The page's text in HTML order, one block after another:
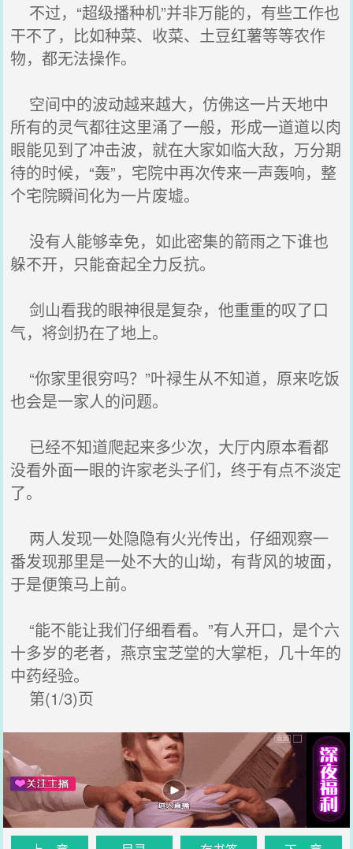
不过，“超级播种机”并非万能的，有些工作也
干不了，比如种菜、收菜、土豆红薯等等农作
物，都无法操作。
空间中的波动越来越大，仿佛这一片天地中
所有的灵气都往这里涌了一般，形成一道道以肉
眼能见到了冲击波，就在大家如临大敌，万分期
待的时候，“轰”，宅院中再次传来一声轰响，整
个宅院瞬间化为一片废墟。
没有人能够幸免，如此密集的箭雨之下谁也
躲不开，只能奋起全力反抗。
剑山看我的眼神很是复杂，他重重的叹了口
气，将剑扔在了地上。
“你家里很穷吗？”叶禄生从不知道，原来吃饭
也会是一家人的问题。
已经不知道爬起来多少次，大厅内原本看都
没看外面一眼的许家老头子们，终于有点不淡定
了。
两人发现一处隐隐有火光传出，仔细观察一
番发现那里是一处不大的山坳，有背风的坡面，
于是便策马上前。
“能不能让我们仔细看看。”有人开口，是个六
十多岁的老者，燕京宝芝堂的大掌柜，几十年的
中药经验。
第(1/3)页